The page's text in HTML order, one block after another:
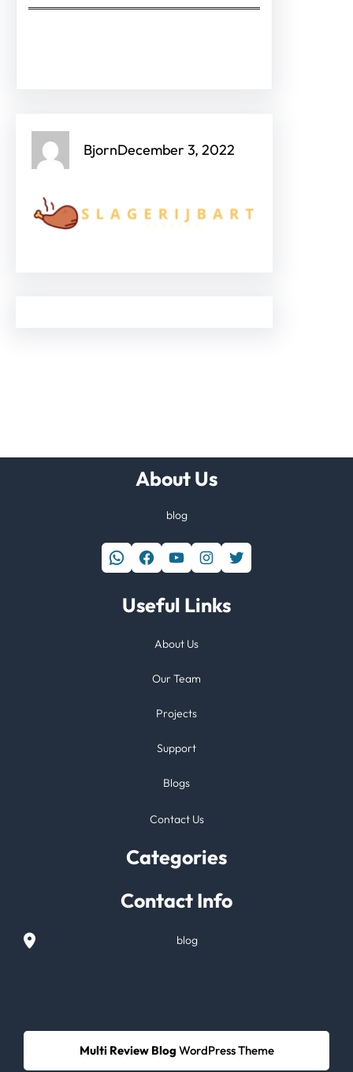
BjornDecember 3, 2022
About Us
blog
WhatsApp Facebook YouTube Instagram Twitter
Useful Links
About Us
Our Team
Projects
Support
Blogs
Contact Us
Categories
Contact Info
blog
Multi Review Blog WordPress Theme